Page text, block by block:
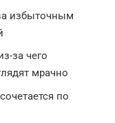
избыточным
за чего
мрачно
по